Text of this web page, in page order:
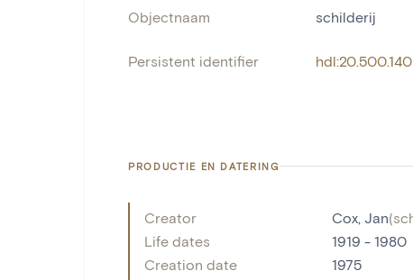
Objectnaam schilderij
Persistent identifier
PRODUCTIE EN DATERING
Creator Cox, Jan(
Life dates
1919 - 1980
Creation date
1975